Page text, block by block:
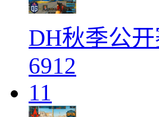
DH秋季公
6912
11